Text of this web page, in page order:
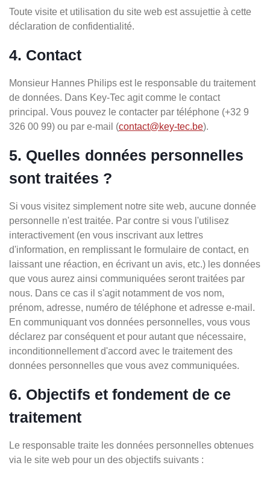
Toute visite et utilisation du site web est assujettie à cette
déclaration de confidentialité.
4. Contact
Monsieur Hannes Philips est le responsable du traitement
de données. Dans Key-Tec agit comme le contact
principal. Vous pouvez le contacter par téléphone (+32 9
326 00 99) ou par e-mail (contact@key-tec.be).
5. Quelles données personnelles
sont traitées ?
Si vous visitez simplement notre site web, aucune donnée
personnelle n'est traitée. Par contre si vous l'utilisez
interactivement (en vous inscrivant aux lettres
d'information, en remplissant le formulaire de contact, en
laissant une réaction, en écrivant un avis, etc.) les données
que vous aurez ainsi communiquées seront traitées par
nous. Dans ce cas il s'agit notamment de vos nom,
prénom, adresse, numéro de téléphone et adresse e-mail.
En communiquant vos données personnelles, vous vous
déclarez par conséquent et pour autant que nécessaire,
inconditionnellement d'accord avec le traitement des
données personnelles que vous avez communiquées.
6. Objectifs et fondement de ce
traitement
Le responsable traite les données personnelles obtenues
via le site web pour un des objectifs suivants :